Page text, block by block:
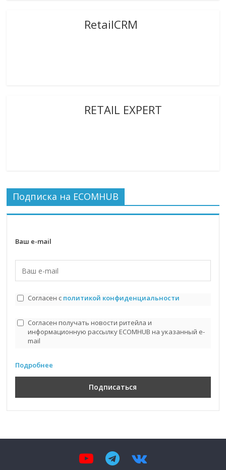
RetailCRM
RETAIL EXPERT
Подписка на ECOMHUB
Ваш e-mail
Согласен с политикой конфиденциальности
Согласен получать новости ритейла и
информационную рассылку ECOMHUB на указанный e-
mail
Подробнее